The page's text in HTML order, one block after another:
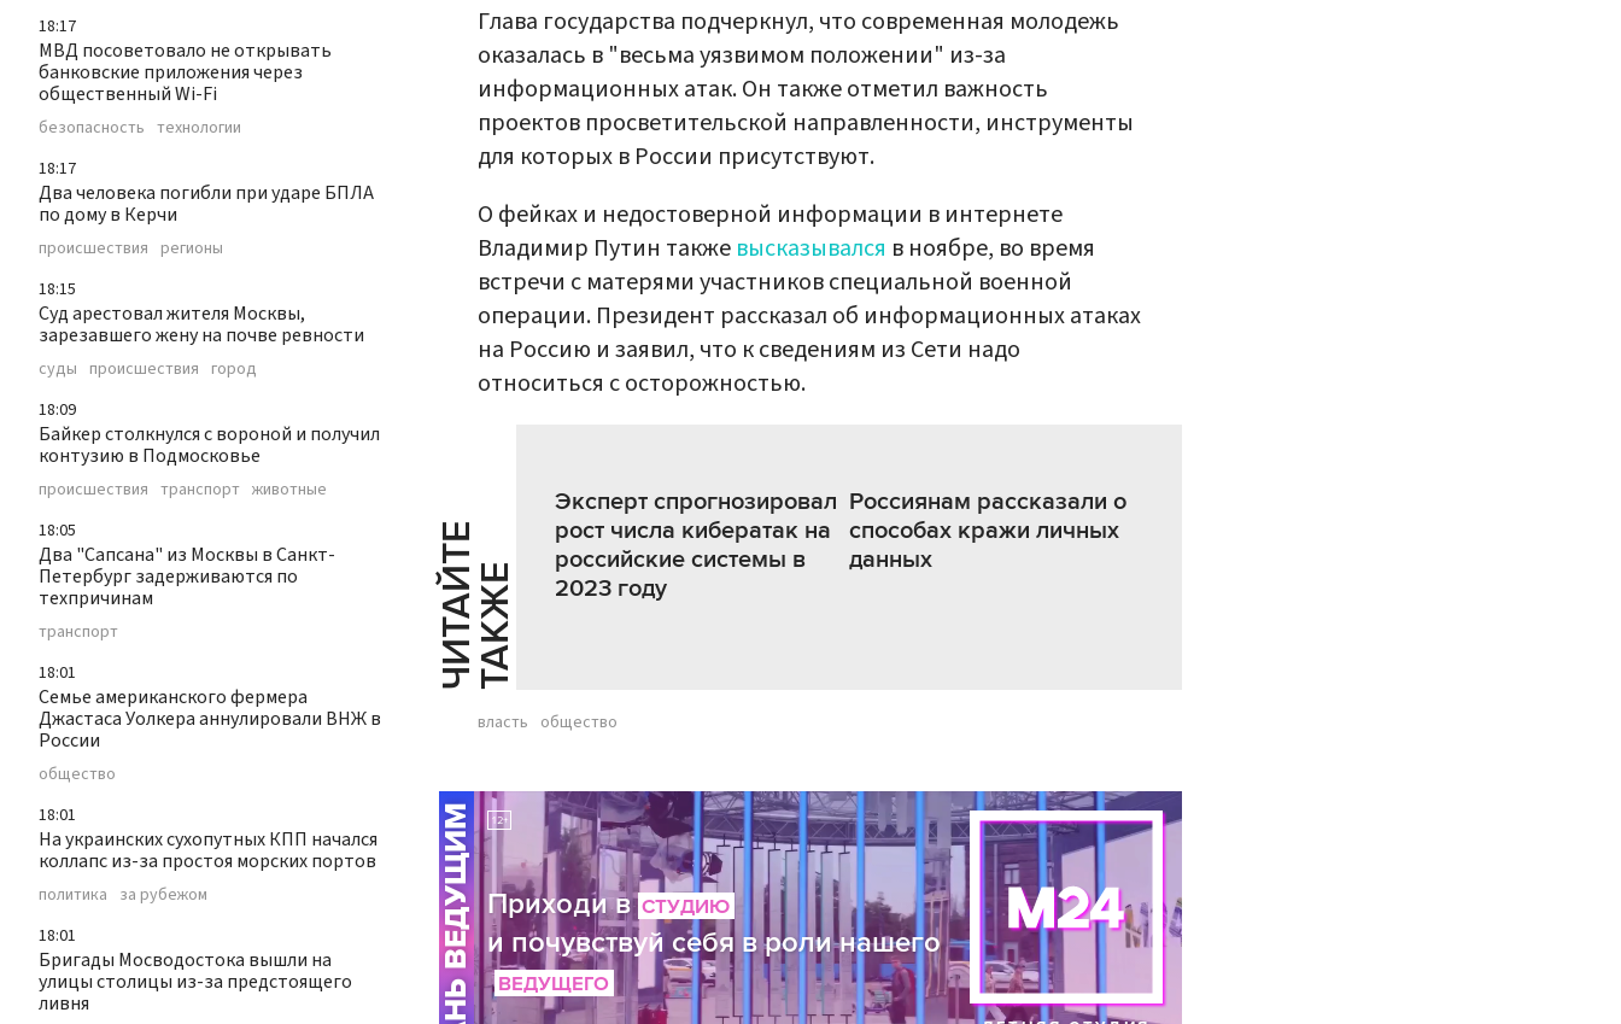
18:17
МВД посоветовало не открывать
банковские приложения через
общественный Wi-Fi
безопасность технологии
18:17
Два человека погибли при ударе БПЛА
по дому в Керчи
происшествия регионы
18:15
Суд арестовал жителя Москвы,
зарезавшего жену на почве ревности
суды происшествия город
18:09
Байкер столкнулся с вороной и получил
контузию в Подмосковье
происшествия транспорт животные
18:05
Два "Сапсана" из Москвы в Санкт-
Петербург задерживаются по
техпричинам
транспорт
18:01
Семье американского фермера
Джастаса Уолкера аннулировали ВНЖ в
России
общество
18:01
На украинских сухопутных КПП начался
коллапс из-за простоя морских портов
политика за рубежом
18:01
Бригады Мосводостока вышли на
улицы столицы из-за предстоящего
ливня
Глава государства подчеркнул, что современная молодежь
оказалась в "весьма уязвимом положении" из-за
информационных атак. Он также отметил важность
проектов просветительской направленности, инструменты
для которых в России присутствуют.
О фейках и недостоверной информации в интернете
Владимир Путин также высказывался в ноябре, во время
встречи с матерями участников специальной военной
операции. Президент рассказал об информационных атаках
на Россию и заявил, что к сведениям из Сети надо
относиться с осторожностью.
Ч
И
Т
АЙ
Т
Е
Т
А
К
ЖЕ
Эксперт спрогнозировал
рост числа кибератак на
российские системы в
2023 году
Россиянам рассказали о
способах кражи личных
данных
власть общество